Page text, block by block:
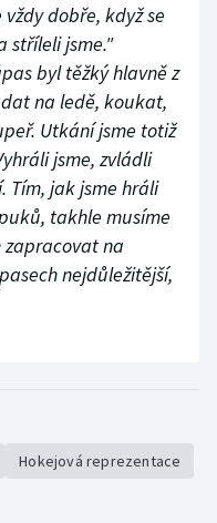
dobře, když se
stříleli jsme."
byl těžký hlavně z
na ledě, koukat,
Utkání jsme totiž
jsme, zvládli
Tím, jak jsme hráli
takhle musíme
na
nejdůležitější,
Hokejová reprezentace